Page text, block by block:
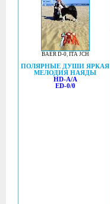
BAER D-0, ITA JCH
ПОЛЯРНЫЕ ДУШИ ЯРКАЯ
МЕЛОДИЯ НАЯДЫ
HD-A/A
ED-0/0